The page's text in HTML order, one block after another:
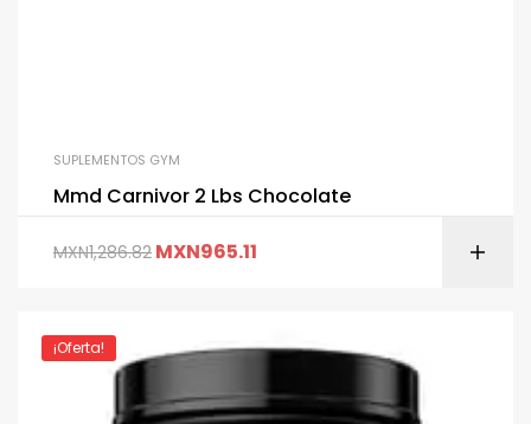
SUPLEMENTOS GYM
Mmd Carnivor 2 Lbs Chocolate
MXN1,286.82 MXN965.11
¡Oferta!